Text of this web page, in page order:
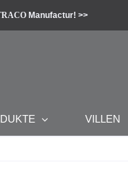
Manufactur! >>
VILLEN